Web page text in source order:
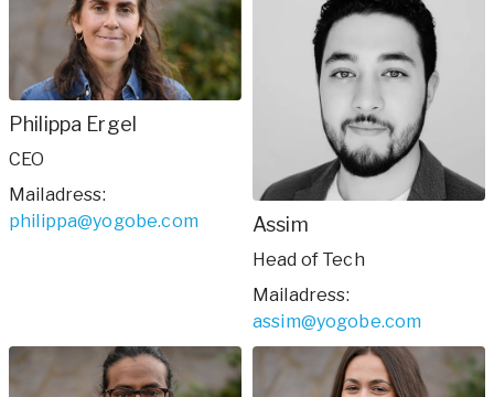
Philippa Ergel
CEO
Mailadress:
philippa@yogobe.com
Assim
Head of Tech
Mailadress:
assim@yogobe.com